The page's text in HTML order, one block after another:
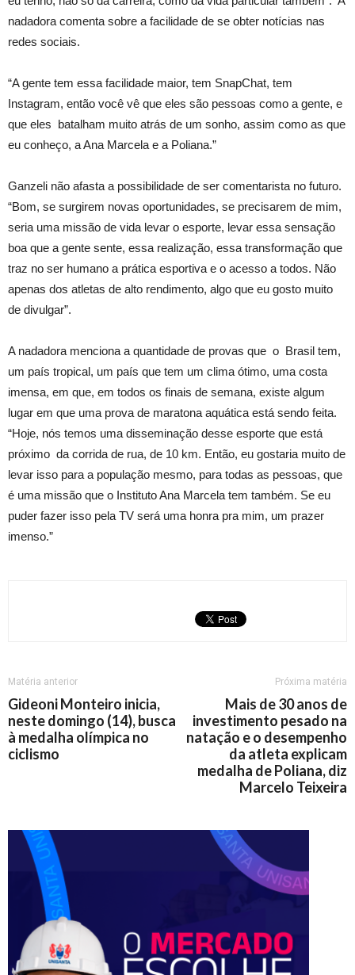
nadadora comenta sobre a facilidade de se obter notícias nas
redes sociais.
“A gente tem essa facilidade maior, tem SnapChat, tem
Instagram, então você vê que eles são pessoas como a gente, e
que eles batalham muito atrás de um sonho, assim como as que
eu conheço, a Ana Marcela e a Poliana.”
Ganzeli não afasta a possibilidade de ser comentarista no futuro.
“Bom, se surgirem novas oportunidades, se precisarem de mim,
seria uma missão de vida levar o esporte, levar essa sensação
boa que a gente sente, essa realização, essa transformação que
traz no ser humano a prática esportiva e o acesso a todos. Não
apenas dos atletas de alto rendimento, algo que eu gosto muito
de divulgar”.
A nadadora menciona a quantidade de provas que o Brasil tem,
um país tropical, um país que tem um clima ótimo, uma costa
imensa, em que, em todos os finais de semana, existe algum
lugar em que uma prova de maratona aquática está sendo feita.
“Hoje, nós temos uma disseminação desse esporte que está
próximo da corrida de rua, de 10 km. Então, eu gostaria muito de
levar isso para a população mesmo, para todas as pessoas, que
é uma missão que o Instituto Ana Marcela tem também. Se eu
puder fazer isso pela TV será uma honra pra mim, um prazer
imenso.”
Matéria anterior
Gideoni Monteiro inicia,
neste domingo (14), busca
à medalha olímpica no
ciclismo
Próxima matéria
Mais de 30 anos de
investimento pesado na
natação e o desempenho
da atleta explicam
medalha de Poliana, diz
Marcelo Teixeira